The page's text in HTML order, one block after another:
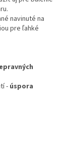
navinuté na
pre ľahké
- úspora